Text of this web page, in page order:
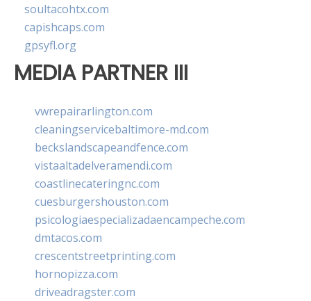
soultacohtx.com
capishcaps.com
gpsyfl.org
MEDIA PARTNER III
vwrepairarlington.com
cleaningservicebaltimore-md.com
beckslandscapeandfence.com
vistaaltadelveramendi.com
coastlinecateringnc.com
cuesburgershouston.com
psicologiaespecializadaencampeche.com
dmtacos.com
crescentstreetprinting.com
hornopizza.com
driveadragster.com